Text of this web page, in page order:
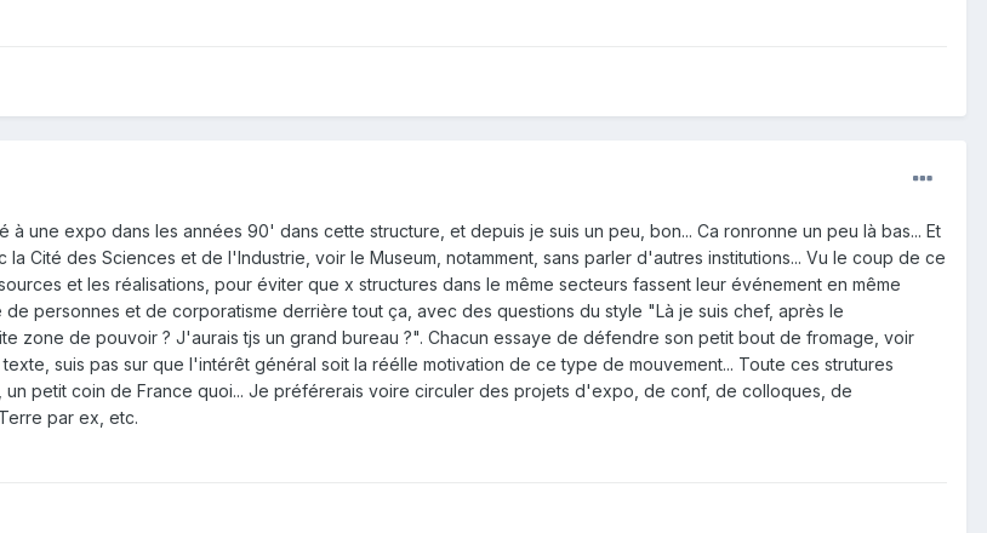
à une expo dans les années 90' dans cette structure, et depuis je suis un peu, bon... Ca ronronne un peu là bas... Et
Cité des Sciences et de l'Industrie, voir le Museum, notamment, sans parler d'autres institutions... Vu le coup de ce
et les réalisations, pour éviter que x structures dans le même secteurs fassent leur événement en même
personnes et de corporatisme derrière tout ça, avec des questions du style "Là je suis chef, après le
zone de pouvoir ? J'aurais tjs un grand bureau ?". Chacun essaye de défendre son petit bout de fromage, voir
suis pas sur que l'intérêt général soit la réélle motivation de ce type de mouvement... Toute ces strutures
un petit coin de France quoi... Je préférerais voire circuler des projets d'expo, de conf, de colloques, de
par ex, etc.